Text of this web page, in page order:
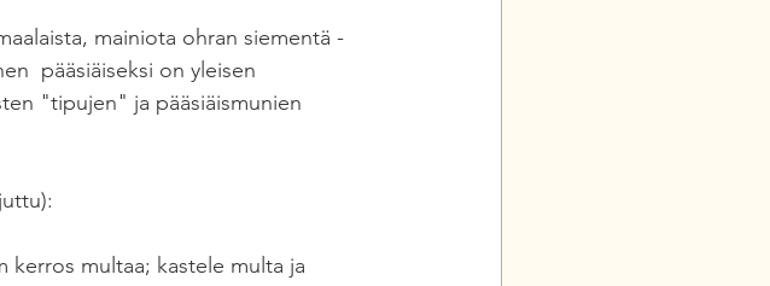
mainiota ohran siementä -
pääsiäiseksi on yleisen
"tipujen" ja pääsiäismunien
kerros multaa; kastele multa ja